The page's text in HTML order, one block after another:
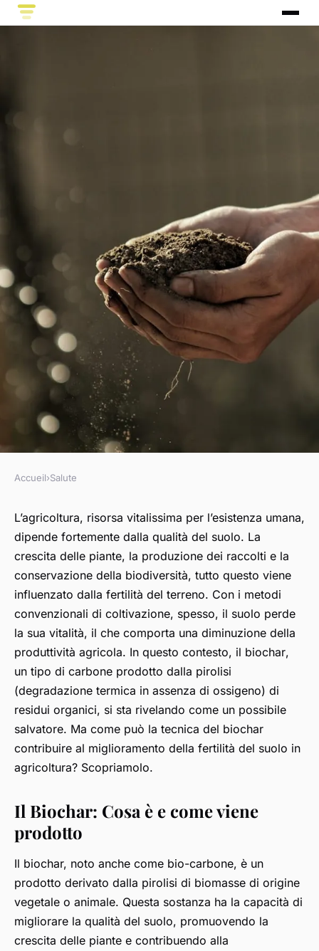
Come può la tecnica del
biochar contribuire al
miglioramento della fertilità
del suolo in agricoltura?
8 aprile 2024
Accueil›Salute
L’agricoltura, risorsa vitalissima per l’esistenza umana,
dipende fortemente dalla qualità del suolo. La
crescita delle piante, la produzione dei raccolti e la
conservazione della biodiversità, tutto questo viene
influenzato dalla fertilità del terreno. Con i metodi
convenzionali di coltivazione, spesso, il suolo perde
la sua vitalità, il che comporta una diminuzione della
produttività agricola. In questo contesto, il biochar,
un tipo di carbone prodotto dalla pirolisi
(degradazione termica in assenza di ossigeno) di
residui organici, si sta rivelando come un possibile
salvatore. Ma come può la tecnica del biochar
contribuire al miglioramento della fertilità del suolo in
agricoltura? Scopriamolo.
Il Biochar: Cosa è e come viene
prodotto
Il biochar, noto anche come bio-carbone, è un
prodotto derivato dalla pirolisi di biomasse di origine
vegetale o animale. Questa sostanza ha la capacità di
migliorare la qualità del suolo, promuovendo la
crescita delle piante e contribuendo alla